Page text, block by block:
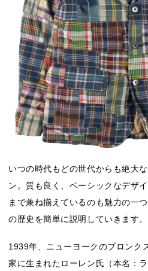
いつの時代もどの世代からも絶大
ン。質も良く、ベーシックなデザ
まで兼ね揃えているのも魅力の一
の歴史を簡単に説明していきます。
1939年、ニューヨークのブロンク
家に生まれたローレン氏（本名：